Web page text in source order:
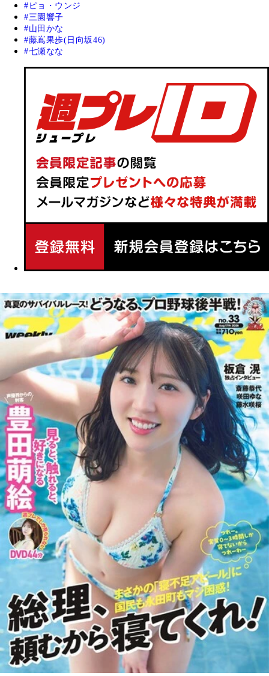
ピョ・ウンジ
三園響子
山田かな
藤嶌果歩(日向坂46)
七瀬なな